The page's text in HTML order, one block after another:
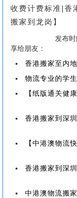
收费计费标准|香
搬家到龙岗】
发布
享给朋友：
香港搬家至内
物流专业的学
【纸版通关健康码
香港搬家到深圳、中
【中港澳物流快
香港搬家到深圳和深圳到
中港澳物流搬家“七月份